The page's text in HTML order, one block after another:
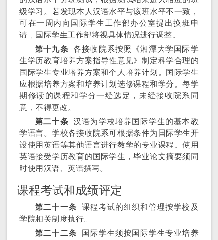
级学习。若发现本人汉语水平与该班水平不一致，
可在一周内向国际学生工作部办公室提出换班申
请，国际学生工作部将视具体情况进行调整。
第十九条 各接收院系按照《湘潭大学国际学
生学历教育培养方案指导性意见》制定科学合理的
国际学生专业培养方案和个人培养计划。国际学生
应根据培养方案和培养计划选修课程和学分。每学
期修读的课程和学分一经选定，未经接收院系同
意，不得更改。
第二十条 汉语为学校培养国际学生的基本教
学语言。学校各接收院系可根据条件为国际学生开
设使用英语等其他语言进行教学的专业课程。使用
英语接受学历教育的国际学生，毕业论文摘要须同
时使用汉语、英语撰写。
课程考试和成绩评定
第二十一条 课程考试的组织和管理按学校及
学院相关制度执行。
第二十二条 国际学生须按国际学生专业培养